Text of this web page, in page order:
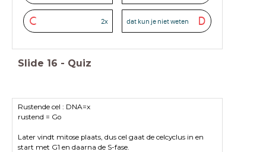
C 2x D
dat kun je niet weten
Slide 16 - Quiz
Rustende cel : DNA=x
rustend = Go
Later vindt mitose plaats, dus cel gaat de celcyclus in en
start met G1 en daarna de S-fase.